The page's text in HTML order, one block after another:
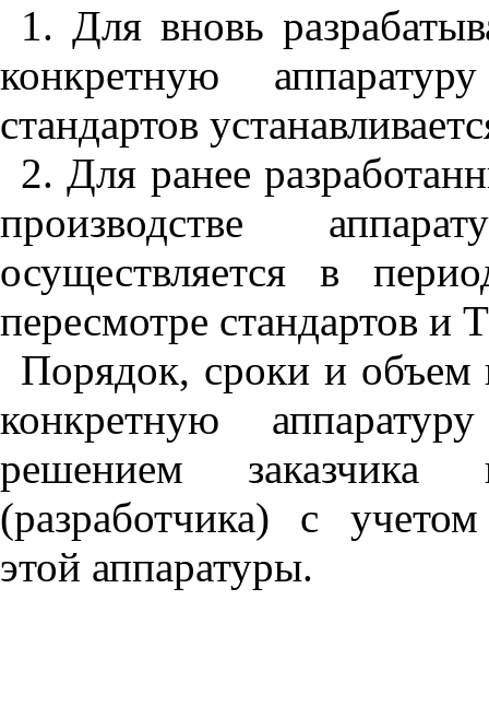
1. Для вновь
конкретную
стандартов
2. Для ранее
производстве
осуществляется в
пересмотре стандартов и
Порядок, сроки и объем
конкретную
решением заказчика и
(разработчика) с
этой аппаратуры.